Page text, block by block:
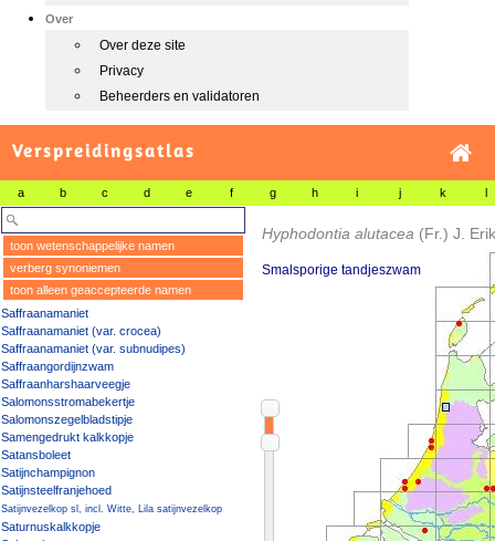
Over
Over deze site
Privacy
Beheerders en validatoren
Verspreidingsatlas
a b c d e f g h i j k l
toon wetenschappelijke namen
verberg synoniemen
toon alleen geaccepteerde namen
Saffraanamaniet
Saffraanamaniet (var. crocea)
Saffraanamaniet (var. subnudipes)
Saffraangordijnzwam
Saffraanharshaarveegje
Salomonsstromabekertje
Salomonszegelbladstipje
Samengedrukt kalkkopje
Satansboleet
Satijnchampignon
Satijnsteelfranjehoed
Satijnvezelkop sl, incl. Witte, Lila satijnvezelkop
Saturnuskalkkopje
Hyphodontia alutacea (Fr.) J.
Smalsporige tandjeszwam